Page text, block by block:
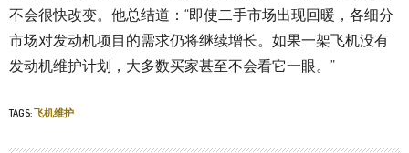
不会很快改变。他总结道：“即使二手市场出现回暖，各细分
市场对发动机项目的需求仍将继续增长。如果一架飞机没有
发动机维护计划，大多数买家甚至不会看它一眼。”
TAGS:飞机维护